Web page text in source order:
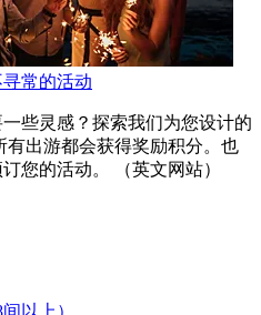
常的活动
些灵感？探索我们为您设计的
有出游都会获得奖励积分。也
您的活动。 （英文网站）
以上）